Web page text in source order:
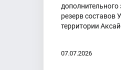
дополнительного
резерв составов
территории
07.07.2026